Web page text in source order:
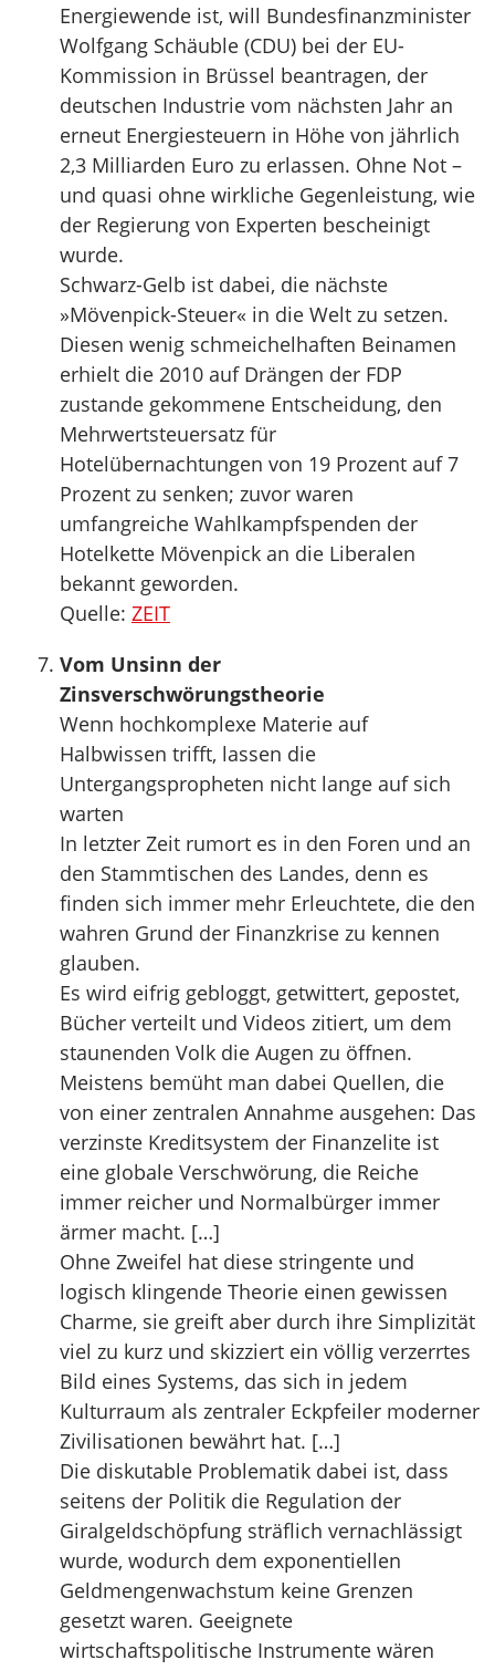
Energiewende ist, will Bundesfinanzminister
Wolfgang Schäuble (CDU) bei der EU-
Kommission in Brüssel beantragen, der
deutschen Industrie vom nächsten Jahr an
erneut Energiesteuern in Höhe von jährlich
2,3 Milliarden Euro zu erlassen. Ohne Not –
und quasi ohne wirkliche Gegenleistung, wie
der Regierung von Experten bescheinigt
wurde.
Schwarz-Gelb ist dabei, die nächste
»Mövenpick-Steuer« in die Welt zu setzen.
Diesen wenig schmeichelhaften Beinamen
erhielt die 2010 auf Drängen der FDP
zustande gekommene Entscheidung, den
Mehrwertsteuersatz für
Hotelübernachtungen von 19 Prozent auf 7
Prozent zu senken; zuvor waren
umfangreiche Wahlkampfspenden der
Hotelkette Mövenpick an die Liberalen
bekannt geworden.
Quelle: ZEIT
Vom Unsinn der
Zinsverschwörungstheorie
Wenn hochkomplexe Materie auf
Halbwissen trifft, lassen die
Untergangspropheten nicht lange auf sich
warten
In letzter Zeit rumort es in den Foren und an
den Stammtischen des Landes, denn es
finden sich immer mehr Erleuchtete, die den
wahren Grund der Finanzkrise zu kennen
glauben.
Es wird eifrig gebloggt, getwittert, gepostet,
Bücher verteilt und Videos zitiert, um dem
staunenden Volk die Augen zu öffnen.
Meistens bemüht man dabei Quellen, die
von einer zentralen Annahme ausgehen: Das
verzinste Kreditsystem der Finanzelite ist
eine globale Verschwörung, die Reiche
immer reicher und Normalbürger immer
ärmer macht. […]
Ohne Zweifel hat diese stringente und
logisch klingende Theorie einen gewissen
Charme, sie greift aber durch ihre Simplizität
viel zu kurz und skizziert ein völlig verzerrtes
Bild eines Systems, das sich in jedem
Kulturraum als zentraler Eckpfeiler moderner
Zivilisationen bewährt hat. […]
Die diskutable Problematik dabei ist, dass
seitens der Politik die Regulation der
Giralgeldschöpfung sträflich vernachlässigt
wurde, wodurch dem exponentiellen
Geldmengenwachstum keine Grenzen
gesetzt waren. Geeignete
wirtschaftspolitische Instrumente wären